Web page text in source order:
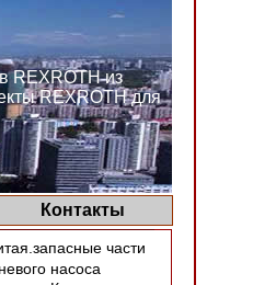
REXROTH из
REXROTH для
Контакты
части
насоса